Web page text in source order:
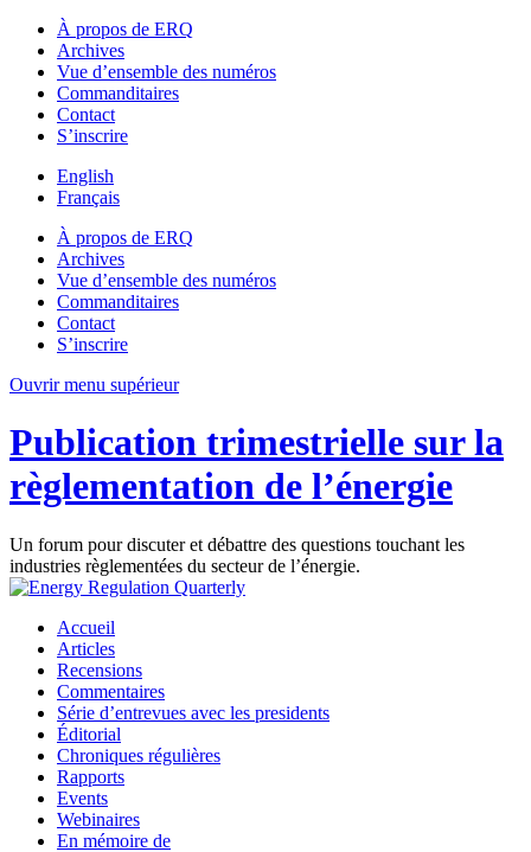
À propos de ERQ
Archives
Vue d’ensemble des numéros
Commanditaires
Contact
S’inscrire
English
Français
À propos de ERQ
Archives
Vue d’ensemble des numéros
Commanditaires
Contact
S’inscrire
Ouvrir menu supérieur
Publication trimestrielle sur la
règlementation de l’énergie
Un forum pour discuter et débattre des questions touchant les
industries règlementées du secteur de l’énergie.
Accueil
Articles
Recensions
Commentaires
Série d’entrevues avec les presidents
Éditorial
Chroniques régulières
Rapports
Events
Webinaires
En mémoire de